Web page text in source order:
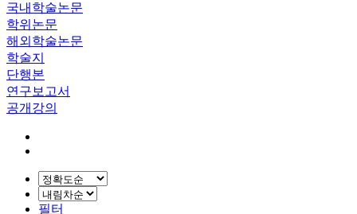
국내학술논문
학위논문
해외학술논문
학술지
단행본
연구보고서
공개강의
필터